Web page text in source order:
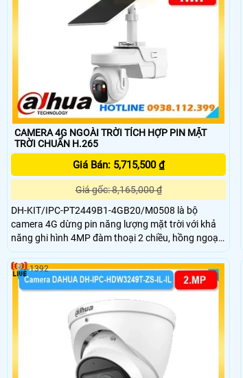
CAMERA 4G NGOÀI TRỜI TÍCH HỢP PIN MẶT
TRỜI CHUẨN H.265
Giá Bán: 5,715,500 ₫
Giá gốc: 8,165,000 ₫
DH-KIT/IPC-PT2449B1-4GB20/M0508 là bộ
camera 4G dừng pin năng lượng mặt trời với khả
năng ghi hình 4MP đàm thoại 2 chiều, hồng ngoại
30m, chống ngược sáng DWDR và khả năng lưu
trữ với thẻ nhớ 512GB. Camea này có tích hợp IP
giúp phân biệt người xe chính xác có thể giám sát
từ xa qua app thích hợp gắn ngoài trời nhờ IP66 và
những nơi không có mạng
1392